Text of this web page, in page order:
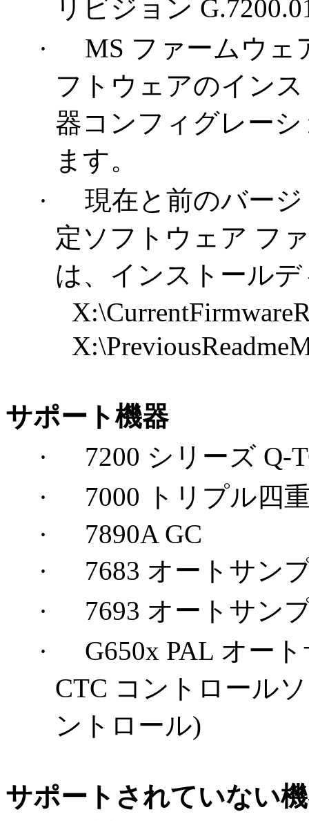
リビジョン
·
MS ファームウェ
フトウェアのイン
器コンフィグレー
ます。
·
現在と前のバー
定ソフトウェア フ
は、インストール
サポート機器
·
7200 シリーズ Q-
·
7000
トリプル四
·
7890A GC
·
7683 オートサン
·
7693 オートサン
·
G650x PAL オート
CTC コントロール
ントロール)
サポートされていない